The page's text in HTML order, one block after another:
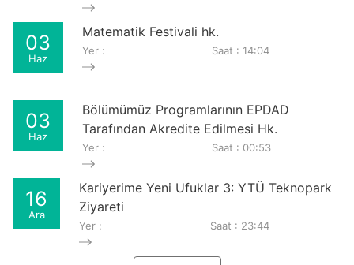
03
Haz
Matematik Festivali hk.
Yer : Saat : 14:04
03
Haz
Bölümümüz Programlarının EPDAD
Tarafından Akredite Edilmesi Hk.
Yer : Saat : 00:53
16
Ara
Kariyerime Yeni Ufuklar 3: YTÜ Teknopark
Ziyareti
Yer : Saat : 23:44